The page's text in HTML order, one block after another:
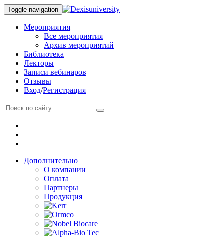
Toggle navigation
Мероприятия
Все мероприятия
Архив мероприятий
Библиотека
Лекторы
Записи вебинаров
Отзывы
Вход/Регистрация
Дополнительно
О компании
Оплата
Партнеры
Продукция